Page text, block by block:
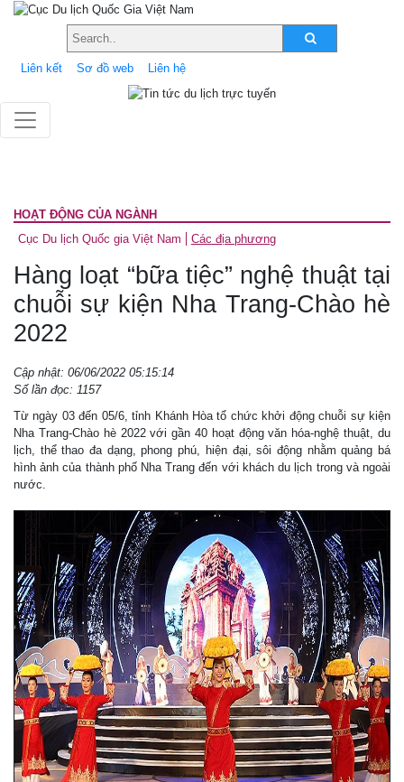
Liên kết Sơ đồ web Liên hệ
HOẠT ĐỘNG CỦA NGÀNH
Cục Du lịch Quốc gia Việt Nam
Các địa phương
Hàng loạt “bữa tiệc” nghệ thuật tại
chuỗi sự kiện Nha Trang-Chào hè
2022
Cập nhật: 06/06/2022 05:15:14
Số lần đọc: 1157
Từ ngày 03 đến 05/6, tỉnh Khánh Hòa tổ chức khởi động chuỗi sự kiện
Nha Trang-Chào hè 2022 với gần 40 hoạt động văn hóa-nghệ thuật, du
lịch, thể thao đa dạng, phong phú, hiện đại, sôi động nhằm quảng bá
hình ảnh của thành phố Nha Trang đến với khách du lịch trong và ngoài
nước.